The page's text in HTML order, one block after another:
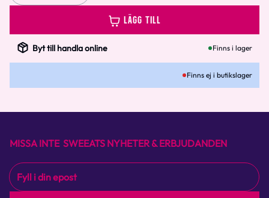
LÄGG TILL
Byt till handla online Finns i lager
Finns ej i butikslager
MISSA INTE SWEEATS NYHETER & ERBJUDANDEN